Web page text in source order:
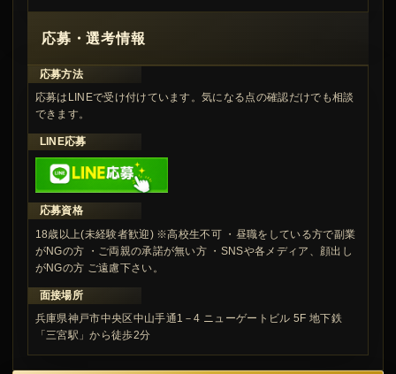
応募・選考情報
応募方法
応募はLINEで受け付けています。気になる点の確認だけでも相談
できます。
LINE応募
応募資格
18歳以上(未経験者歓迎) ※高校生不可 ・昼職をしている方で副業
がNGの方 ・ご両親の承諾が無い方 ・SNSや各メディア、顔出し
がNGの方 ご遠慮下さい。
面接場所
兵庫県神戸市中央区中山手通1－4 ニューゲートビル 5F 地下鉄
「三宮駅」から徒歩2分